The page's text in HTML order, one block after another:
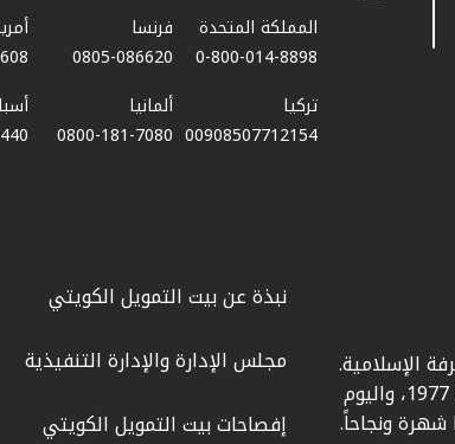
المملكة المتحدة
0-800-014-8898
فرنسا
0805-086620
تركيا
00908507712154​
ألمانيا
0800-181-7080
الإسلامية.
وهو أول بنك إسلامي أنشئ في دولة الكويت عام 1977، واليوم
شهرة ونجاحاً.
نبذة عن بيت التمويل الكويتي
مجلس الإدارة والإدارة التنفيذية
إفصاحات بيت التمويل الكويتي